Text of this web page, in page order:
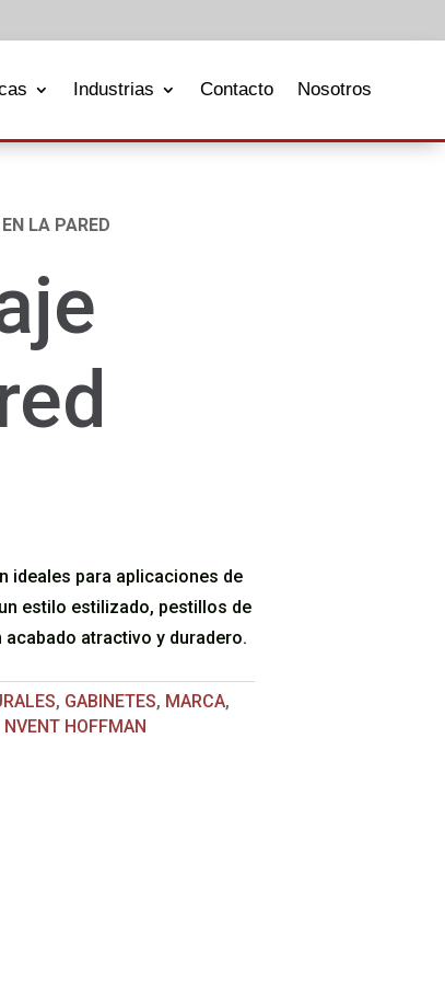
Industrias Contacto Nosotros
LA PARED
ideales para aplicaciones de
estilo estilizado, pestillos de
atractivo y duradero.
, GABINETES, MARCA,
NVENT HOFFMAN